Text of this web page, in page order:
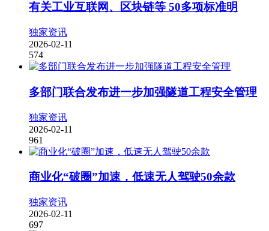
有关工业互联网、区块链等 50多项标准明
独家资讯
2026-02-11
574
多部门联合发布进一步加强隧道工程安全管理
独家资讯
2026-02-11
961
商业化“破圈”加速，低速无人驾驶50余款
独家资讯
2026-02-11
697